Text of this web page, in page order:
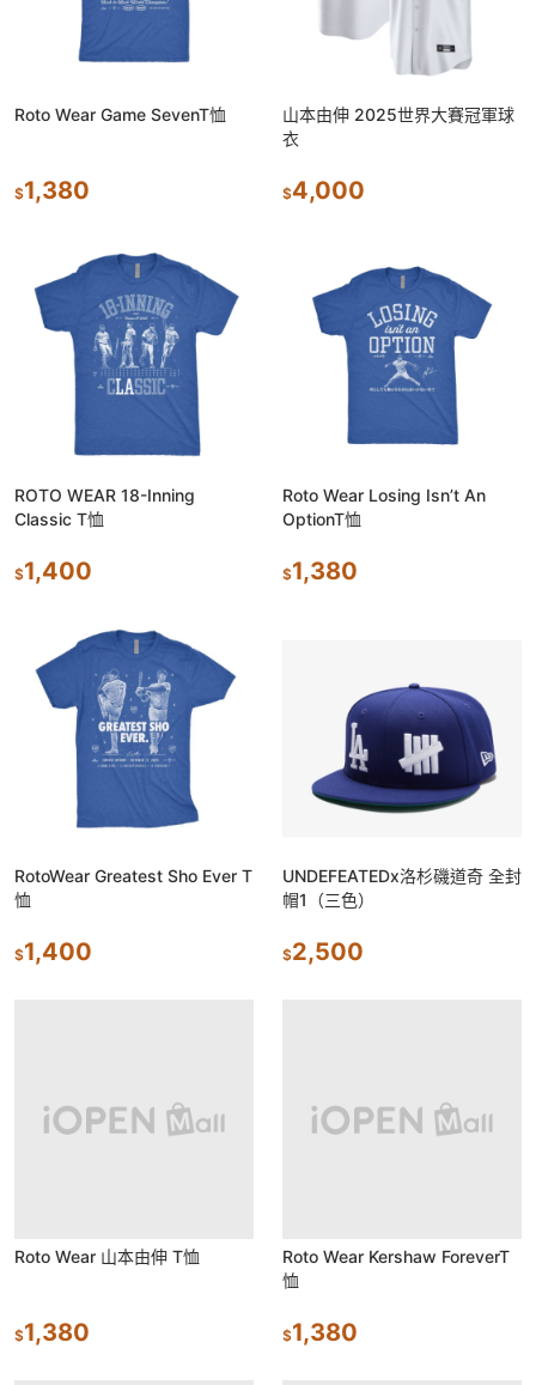
Roto Wear Game SevenT恤
$1,380
山本由伸 2025世界大賽冠軍球
衣
$4,000
ROTO WEAR 18-Inning
Classic T恤
$1,400
Roto Wear Losing Isn’t An
OptionT恤
$1,380
RotoWear Greatest Sho Ever T
恤
$1,400
UNDEFEATEDx洛杉磯道奇 全封
帽1（三色）
$2,500
Roto Wear 山本由伸 T恤
$1,380
Roto Wear Kershaw ForeverT
恤
$1,380